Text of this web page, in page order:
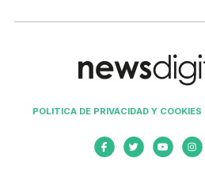
POLITICA DE PRIVACIDAD Y COOKIES